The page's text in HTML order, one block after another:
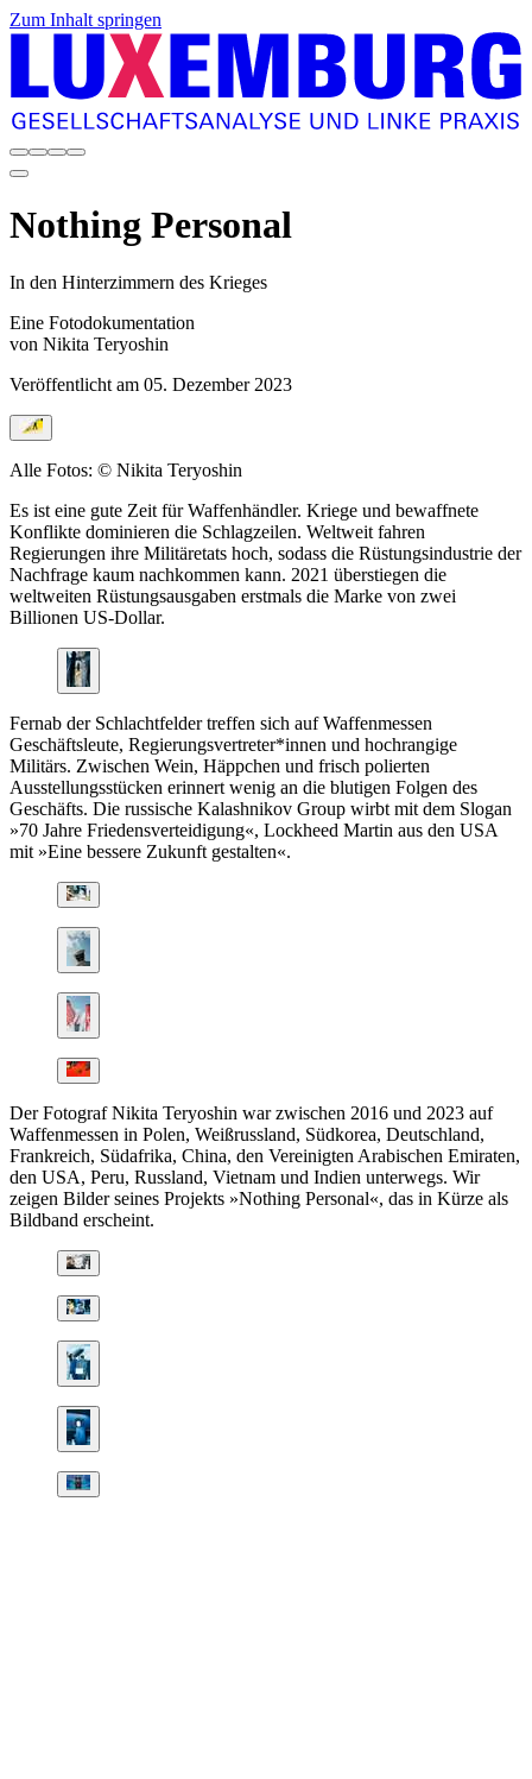
Zum Inhalt springen
Nothing Personal
In den Hinterzimmern des Krieges
Eine Fotodokumentation
von Nikita Teryoshin
Veröffentlicht am 05. Dezember 2023
Alle Fotos: © Nikita Teryoshin
Es ist eine gute Zeit für Waffenhändler. Kriege und bewaffnete
Konflikte dominieren die Schlagzeilen. Weltweit fahren
Regierungen ihre Militäretats hoch, sodass die Rüstungsindustrie der
Nachfrage kaum nachkommen kann. 2021 überstiegen die
weltweiten Rüstungsausgaben erstmals die Marke von zwei
Billionen US-Dollar.
Fernab der Schlachtfelder treffen sich auf Waffenmessen
Geschäftsleute, Regierungsvertreter*innen und hochrangige
Militärs. Zwischen Wein, Häppchen und frisch polierten
Ausstellungsstücken erinnert wenig an die blutigen Folgen des
Geschäfts. Die russische Kalashnikov Group wirbt mit dem Slogan
»70 Jahre Friedensverteidigung«, Lockheed Martin aus den USA
mit »Eine bessere Zukunft gestalten«.
Der Fotograf Nikita Teryoshin war zwischen 2016 und 2023 auf
Waffenmessen in Polen, Weißrussland, Südkorea, Deutschland,
Frankreich, Südafrika, China, den Vereinigten Arabischen Emiraten,
den USA, Peru, Russland, Vietnam und Indien unterwegs. Wir
zeigen Bilder seines Projekts »Nothing Personal«, das in Kürze als
Bildband erscheint.